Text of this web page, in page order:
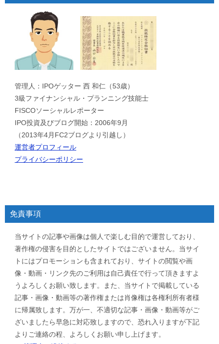
管理人：IPOゲッター 西 和仁（53歳）
3級ファイナンシャル・プランニング技能士
FISCOソーシャルレポーター
IPO投資及びブログ開始：2006年9月
（2013年4月FC2ブログより引越し）
運営者プロフィール
プライバシーポリシー
免責事項
当サイトの記事や画像は個人で楽しむ目的で運営しており、
著作権の侵害を目的としたサイトではございません。当サイ
トにはプロモーションも含まれており、サイトの閲覧や画
像・動画・リンク先のご利用は自己責任で行って頂きますよ
うよろしくお願い致します。また、当サイトで掲載している
記事・画像・動画等の著作権または肖像権は各権利所有者様
に帰属致します。万が一、不適切な記事・画像・動画等がご
ざいましたら早急に対応致しますので、恐れ入りますが下記
よりご連絡の程、よろしくお願い申し上げます。